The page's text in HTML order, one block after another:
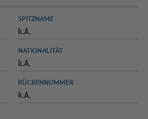
SPIELPLUS
SPITZNAME
k.A.
NATIONALITÄT
k.A.
RÜCKENNUMMER
k.A.